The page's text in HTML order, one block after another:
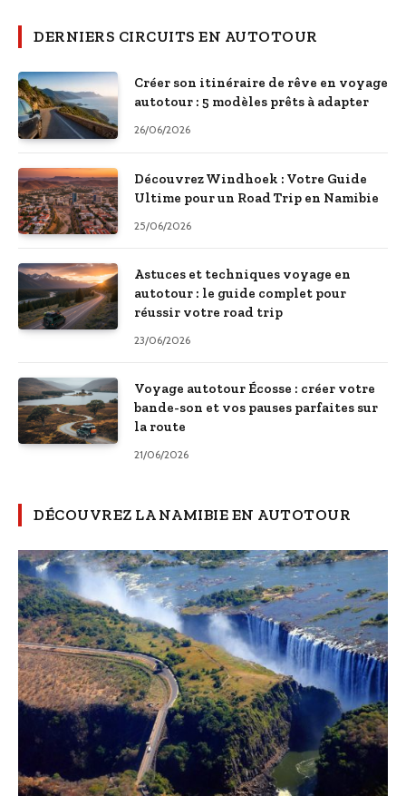
DERNIERS CIRCUITS EN AUTOTOUR
Créer son itinéraire de rêve en voyage
autotour : 5 modèles prêts à adapter
26/06/2026
Découvrez Windhoek : Votre Guide
Ultime pour un Road Trip en Namibie
25/06/2026
Astuces et techniques voyage en
autotour : le guide complet pour
réussir votre road trip
23/06/2026
Voyage autotour Écosse : créer votre
bande-son et vos pauses parfaites sur
la route
21/06/2026
DÉCOUVREZ LA NAMIBIE EN AUTOTOUR